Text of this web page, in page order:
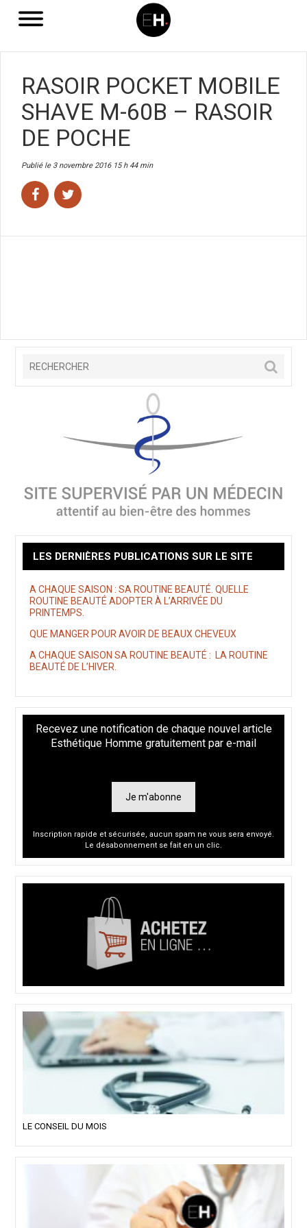
RASOIR POCKET MOBILE
SHAVE M-60B – RASOIR
DE POCHE
Publié le 3 novembre 2016 15 h 44 min
LES DERNIÈRES PUBLICATIONS SUR LE SITE
A CHAQUE SAISON : SA ROUTINE BEAUTÉ. QUELLE
ROUTINE BEAUTÉ ADOPTER À L’ARRIVÉE DU
PRINTEMPS.
QUE MANGER POUR AVOIR DE BEAUX CHEVEUX
A CHAQUE SAISON SA ROUTINE BEAUTÉ : LA ROUTINE
BEAUTÉ DE L’HIVER.
Recevez une notification de chaque nouvel article
Esthétique Homme gratuitement par e-mail
Je m'abonne
Inscription rapide et sécurisée, aucun spam ne vous sera envoyé.
Le désabonnement se fait en un clic.
LE CONSEIL DU MOIS